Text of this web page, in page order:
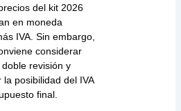
del kit 2026
en moneda
IVA. Sin embargo,
considerar
revisión y
la posibilidad del IVA
final.